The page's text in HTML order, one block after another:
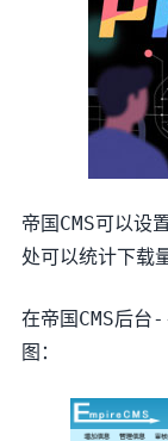
帝国CMS可以设
处可以统计下载
在帝国CMS后
图：